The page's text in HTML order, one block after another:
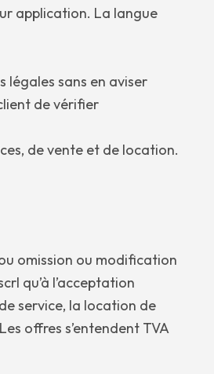
application. La langue
légales sans en aviser
de vérifier
de vente et de location.
omission ou modification
qu’à l’acceptation
service, la location de
offres s’entendent TVA